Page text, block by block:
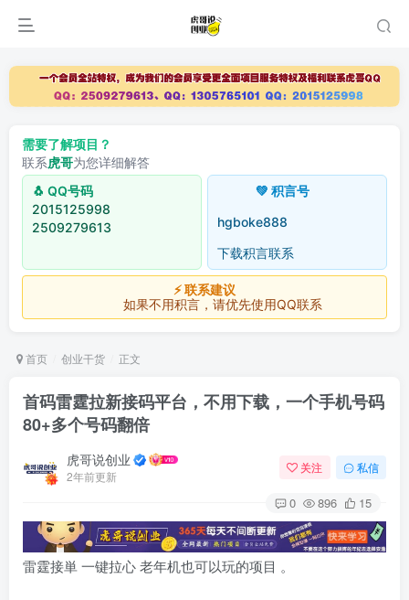
需要了解项目？
联系虎哥为您详细解答
🐧 QQ号码
2015125998
2509279613
💚 积言号
hgboke888
下载积言联系
⚡ 联系建议
如果不用积言，请优先使用QQ联系
首页 创业干货 正文
首码雷霆拉新接码平台，不用下载，一个手机号码
80+多个号码翻倍
虎哥说创业
2年前更新
关注 私信
0 896 15
雷霆接単 一键拉心 老年机也可以玩的项目 。